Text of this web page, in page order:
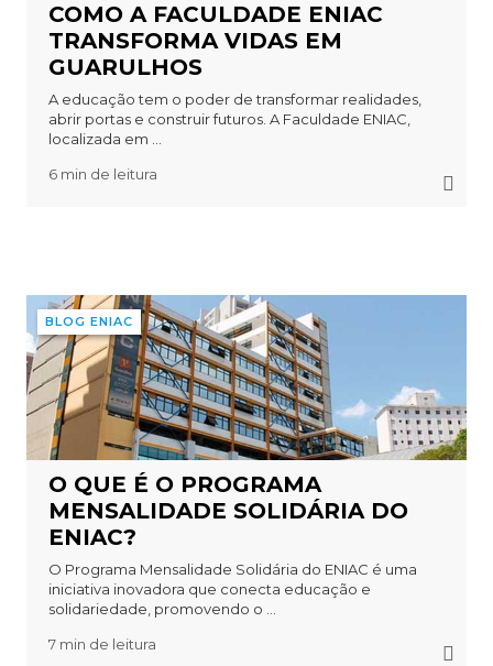
COMO A FACULDADE ENIAC
TRANSFORMA VIDAS EM
GUARULHOS
A educação tem o poder de transformar realidades,
abrir portas e construir futuros. A Faculdade ENIAC,
localizada em ...
6 min de leitura
BLOG ENIAC
O QUE É O PROGRAMA
MENSALIDADE SOLIDÁRIA DO
ENIAC?
O Programa Mensalidade Solidária do ENIAC é uma
iniciativa inovadora que conecta educação e
solidariedade, promovendo o ...
7 min de leitura